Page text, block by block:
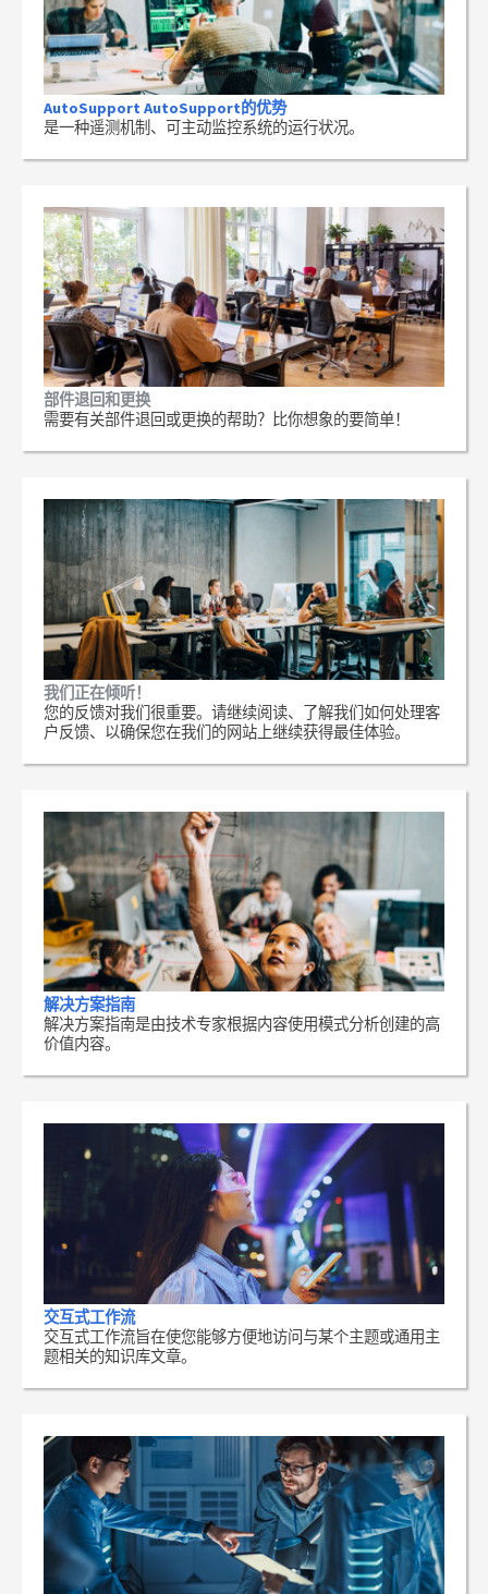
AutoSupport AutoSupport的优势
是一种遥测机制、可主动监控系统的运行状况。
部件退回和更换
需要有关部件退回或更换的帮助？比你想象的要简单！
我们正在倾听！
您的反馈对我们很重要。请继续阅读、了解我们如何处理客
户反馈、以确保您在我们的网站上继续获得最佳体验。
解决方案指南
解决方案指南是由技术专家根据内容使用模式分析创建的高
价值内容。
交互式工作流
交互式工作流旨在使您能够方便地访问与某个主题或通用主
题相关的知识库文章。